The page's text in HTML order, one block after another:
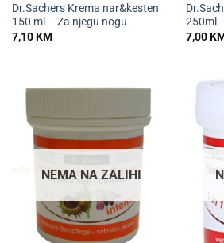
Dr.Sachers Krema nar&kesten
150 ml – Za njegu nogu
7,10KM
250ml
7,00
NEMA NA ZALIHI